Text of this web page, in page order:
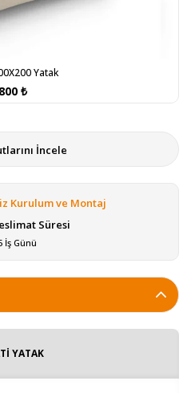
Yatak
₺
İncele
Kurulum ve Montaj
Süresi
İş Günü
YATAK